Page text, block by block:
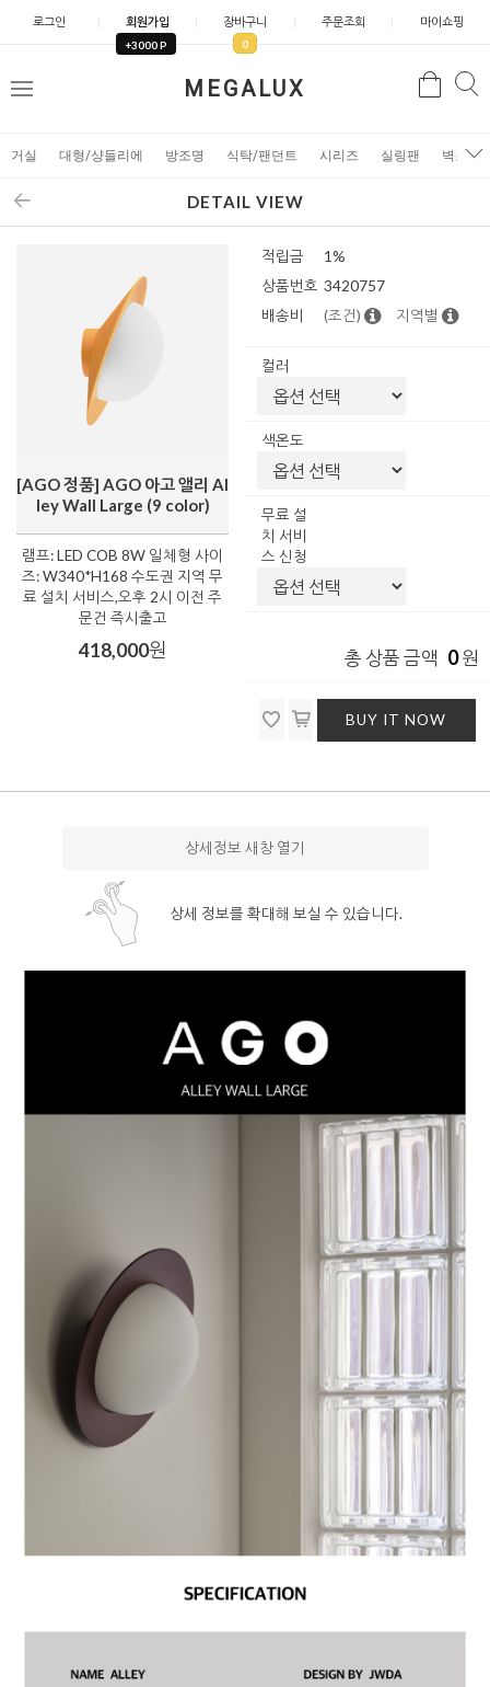
로그인 회원가입
+3000 P
장바구니
0
주문조회 마이쇼핑
MEGALUX
메
검
거실 대형/샹들리에 방조명 식탁/팬던트 시리즈 실링팬 벽조명
DETAIL VIEW
[AGO 정품] AGO 아고 앨리 Al
ley Wall Large (9 color)
램프: LED COB 8W 일체형 사이
즈: W340*H168 수도권 지역 무
료 설치 서비스,오후 2시 이전 주
문건 즉시출고
418,000원
적립금
1%
상품번호 3420757
배송비
(조건) 지역별
컬러
색온도
무료 설
치 서비
스 신청
총 상품 금액 0원
BUY IT NOW
상세정보 새창 열기
상세 정보를 확대해 보실 수 있습니다.